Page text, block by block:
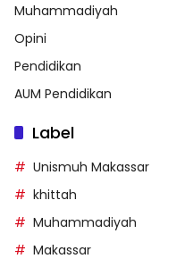
Muhammadiyah
Opini
Pendidikan
AUM Pendidikan
Label
Unismuh Makassar
khittah
Muhammadiyah
Makassar